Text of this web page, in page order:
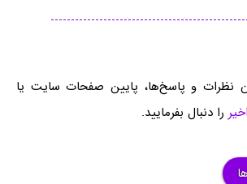
نظرات و پاسخ‌ها، پایین صفحات سایت یا
را دنبال بفرمایید.